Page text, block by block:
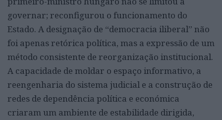
governar; reconfigurou o funcionamento do
Estado. A designação de “democracia iliberal” não
foi apenas retórica política, mas a expressão de um
método consistente de reorganização institucional.
A capacidade de moldar o espaço informativo, a
reengenharia do sistema judicial e a construção de
redes de dependência política e económica
criaram um ambiente de estabilidade dirigida,